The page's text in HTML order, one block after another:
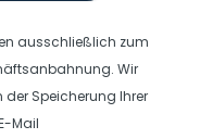
ausschließlich zum
Wir
der Speicherung Ihrer
Mail